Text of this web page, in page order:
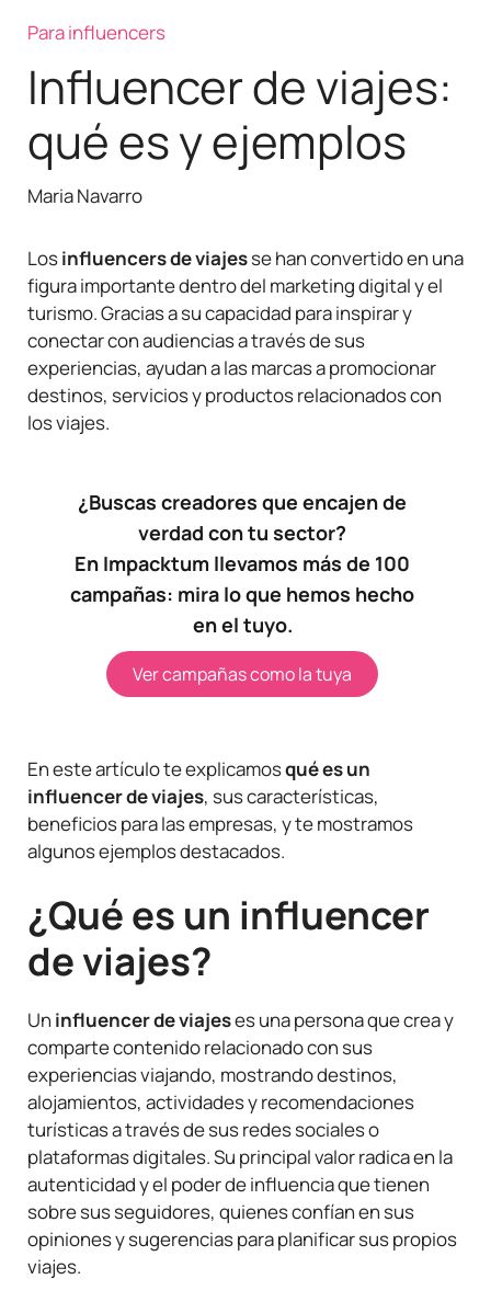
Para influencers
Influencer de viajes:
qué es y ejemplos
Maria Navarro
Losinfluencers de viajesse han convertido en una
figura importante dentro del marketing digital y el
turismo. Gracias a su capacidad para inspirar y
conectar con audiencias a través de sus
experiencias, ayudan a las marcas a promocionar
destinos, servicios y productos relacionados con
los viajes.
¿Buscas creadores que encajen de
verdad con tu sector?
En Impacktum llevamos más de 100
campañas: mira lo que hemos hecho
en el tuyo.
Ver campañas como la tuya
En este artículo te explicamosqué es un
influencer de viajes, sus características,
beneficios para las empresas, y te mostramos
algunos ejemplos destacados.
¿Qué es un influencer
de viajes?
Un influencer de viajeses una persona que crea y
comparte contenido relacionado con sus
experiencias viajando, mostrando destinos,
alojamientos, actividades y recomendaciones
turísticas a través de sus redes sociales o
plataformas digitales. Su principal valor radica en la
autenticidad y el poder de influencia que tienen
sobre sus seguidores, quienes confían en sus
opiniones y sugerencias para planificar sus propios
viajes.